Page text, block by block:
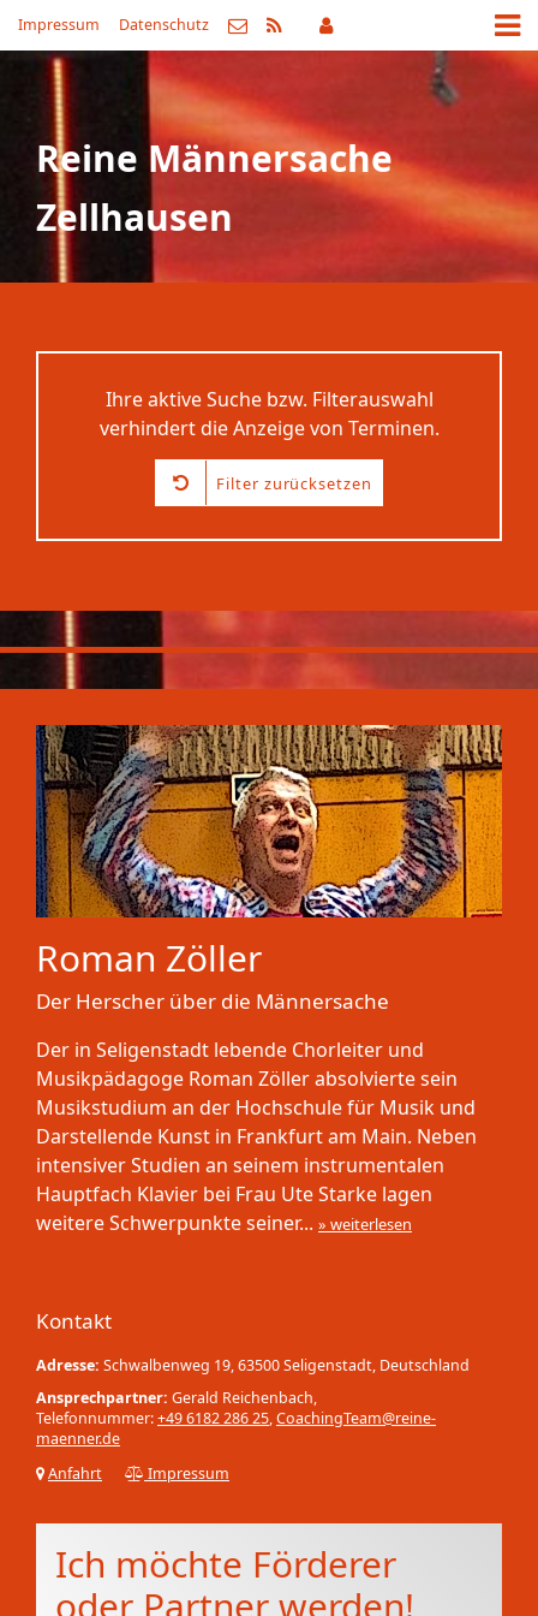
Impressum Datenschutz
Reine Männersache
Zellhausen
Ihre aktive Suche bzw. Filterauswahl
verhindert die Anzeige von Terminen.
Filter zurücksetzen
Roman Zöller
Der Herscher über die Männersache
Der in Seligenstadt lebende Chorleiter und
Musikpädagoge Roman Zöller absolvierte sein
Musikstudium an der Hochschule für Musik und
Darstellende Kunst in Frankfurt am Main. Neben
intensiver Studien an seinem instrumentalen
Hauptfach Klavier bei Frau Ute Starke lagen
weitere Schwerpunkte seiner... » weiterlesen
Kontakt
Adresse: Schwalbenweg 19, 63500 Seligenstadt, Deutschland
Ansprechpartner: Gerald Reichenbach,
Telefonnummer:+49 6182 286 25,CoachingTeam@reine-
maenner.de
Anfahrt
Impressum
Ich möchte Förderer
oder Partner werden!